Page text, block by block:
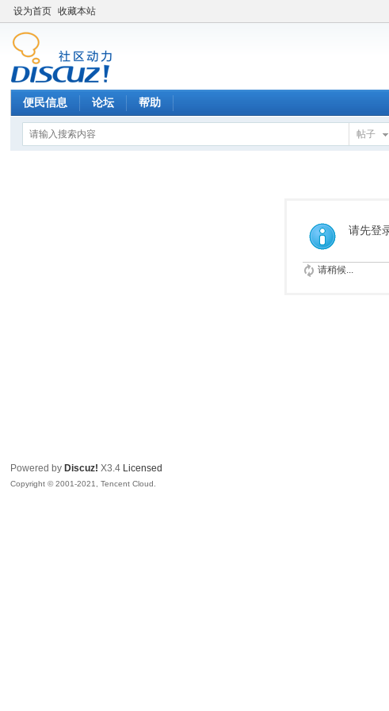
设为首页 收藏本站
便民信息 论坛 帮助
帖子
请先登
请稍候...
Powered by Discuz! X3.4 Licensed
Copyright © 2001-2021, Tencent Cloud.